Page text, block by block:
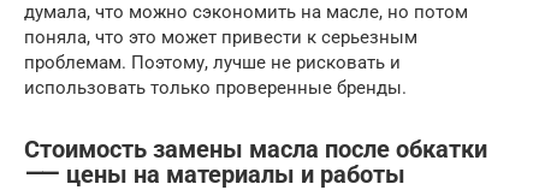
думала, что можно сэкономить на масле, но потом
поняла, что это может привести к серьезным
проблемам. Поэтому, лучше не рисковать и
использовать только проверенные бренды.
Стоимость замены масла после обкатки
⸺ цены на материалы и работы